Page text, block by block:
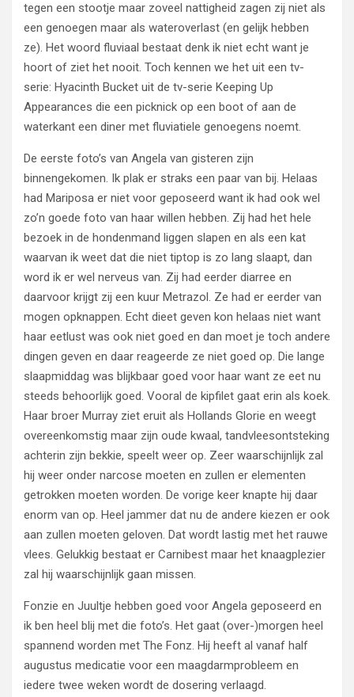
tegen een stootje maar zoveel nattigheid zagen zij niet als
een genoegen maar als wateroverlast (en gelijk hebben
ze). Het woord fluviaal bestaat denk ik niet echt want je
hoort of ziet het nooit. Toch kennen we het uit een tv-
serie: Hyacinth Bucket uit de tv-serie Keeping Up
Appearances die een picknick op een boot of aan de
waterkant een diner met fluviatiele genoegens noemt.
De eerste foto’s van Angela van gisteren zijn
binnengekomen. Ik plak er straks een paar van bij. Helaas
had Mariposa er niet voor geposeerd want ik had ook wel
zo’n goede foto van haar willen hebben. Zij had het hele
bezoek in de hondenmand liggen slapen en als een kat
waarvan ik weet dat die niet tiptop is zo lang slaapt, dan
word ik er wel nerveus van. Zij had eerder diarree en
daarvoor krijgt zij een kuur Metrazol. Ze had er eerder van
mogen opknappen. Echt dieet geven kon helaas niet want
haar eetlust was ook niet goed en dan moet je toch andere
dingen geven en daar reageerde ze niet goed op. Die lange
slaapmiddag was blijkbaar goed voor haar want ze eet nu
steeds behoorlijk goed. Vooral de kipfilet gaat erin als koek.
Haar broer Murray ziet eruit als Hollands Glorie en weegt
overeenkomstig maar zijn oude kwaal, tandvleesontsteking
achterin zijn bekkie, speelt weer op. Zeer waarschijnlijk zal
hij weer onder narcose moeten en zullen er elementen
getrokken moeten worden. De vorige keer knapte hij daar
enorm van op. Heel jammer dat nu de andere kiezen er ook
aan zullen moeten geloven. Dat wordt lastig met het rauwe
vlees. Gelukkig bestaat er Carnibest maar het knaagplezier
zal hij waarschijnlijk gaan missen.
Fonzie en Juultje hebben goed voor Angela geposeerd en
ik ben heel blij met die foto’s. Het gaat (over-)morgen heel
spannend worden met The Fonz. Hij heeft al vanaf half
augustus medicatie voor een maagdarmprobleem en
iedere twee weken wordt de dosering verlaagd.